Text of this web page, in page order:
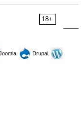
18+
Drupal,